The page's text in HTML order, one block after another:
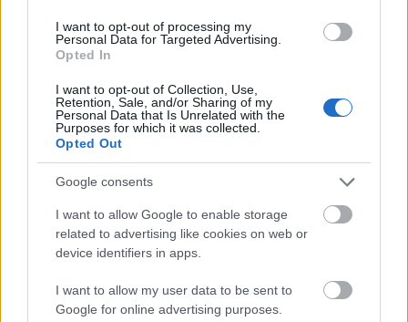
I want to opt-out of processing my
Personal Data for Targeted Advertising.
Opted In
I want to opt-out of Collection, Use,
Retention, Sale, and/or Sharing of my
Personal Data that Is Unrelated with the
Purposes for which it was collected.
Opted Out
Google consents
I want to allow Google to enable storage
related to advertising like cookies on web or
device identifiers in apps.
I want to allow my user data to be sent to
Google for online advertising purposes.
Οι αεροπορικές εταιρίες προέβαλαν από την
πλευρά τους ως επιχείρημα ότι οι καταιγίδες στη